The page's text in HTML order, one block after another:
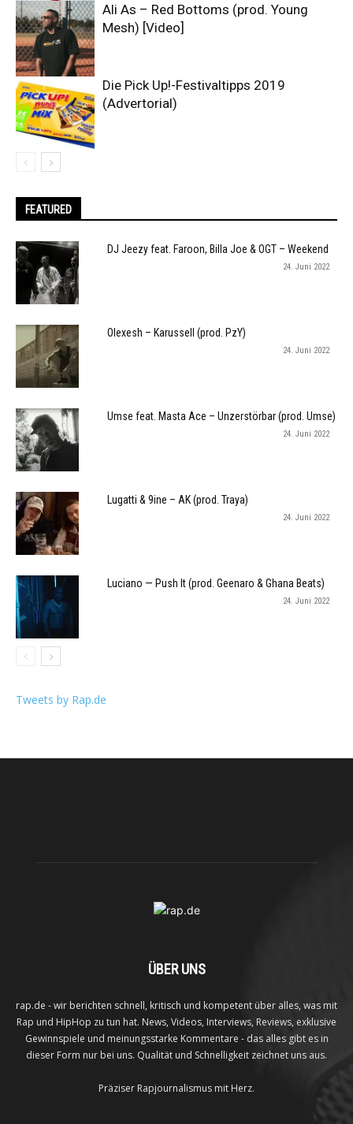
Ali As – Red Bottoms (prod. Young
Mesh) [Video]
Die Pick Up!-Festivaltipps 2019
(Advertorial)
FEATURED
DJ Jeezy feat. Faroon, Billa Joe & OGT – Weekend
24. Juni 2022
Olexesh – Karussell (prod. PzY)
24. Juni 2022
Umse feat. Masta Ace – Unzerstörbar (prod. Umse)
24. Juni 2022
Lugatti & 9ine – AK (prod. Traya)
24. Juni 2022
Luciano — Push It (prod. Geenaro & Ghana Beats)
24. Juni 2022
Tweets by Rap.de
ÜBER UNS
rap.de - wir berichten schnell, kritisch und kompetent über alles, was mit
Rap und HipHop zu tun hat. News, Videos, Interviews, Reviews, exklusive
Gewinnspiele und meinungsstarke Kommentare - das alles gibt es in
dieser Form nur bei uns. Qualität und Schnelligkeit zeichnet uns aus.
Präziser Rapjournalismus mit Herz.